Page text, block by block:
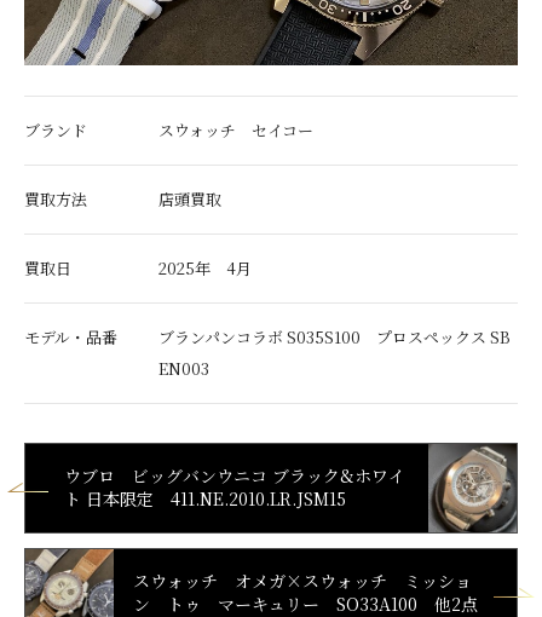
ブランド スウォッチ セイコー
買取方法 店頭買取
買取日 2025年 4月
モデル・品番
ブランパンコラボ S035S100 プロスペックス SB
EN003
ウブロ ビッグバンウニコ ブラック&ホワイ
ト 日本限定 411.NE.2010.LR.JSM15
スウォッチ オメガ×スウォッチ ミッショ
ン トゥ マーキュリー SO33A100 他2点